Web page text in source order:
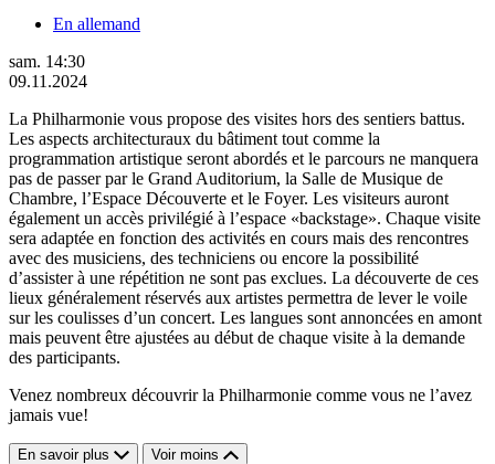
En allemand
sam. 14:30
09.11.2024
La Philharmonie vous propose des visites hors des sentiers battus.
Les aspects architecturaux du bâtiment tout comme la
programmation artistique seront abordés et le parcours ne manquera
pas de passer par le Grand Auditorium, la Salle de Musique de
Chambre, l’Espace Découverte et le Foyer. Les visiteurs auront
également un accès privilégié à l’espace «backstage». Chaque visite
sera adaptée en fonction des activités en cours mais des rencontres
avec des musiciens, des techniciens ou encore la possibilité
d’assister à une répétition ne sont pas exclues. La découverte de ces
lieux généralement réservés aux artistes permettra de lever le voile
sur les coulisses d’un concert. Les langues sont annoncées en amont
mais peuvent être ajustées au début de chaque visite à la demande
des participants.
Venez nombreux découvrir la Philharmonie comme vous ne l’avez
jamais vue!
En savoir plus Voir moins